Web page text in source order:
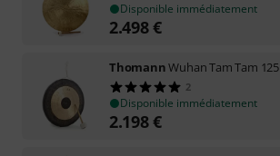
Disponible immédiatement
2.498€
ThomannWuhan Tam Tam 125
2
Disponible immédiatement
2.198€